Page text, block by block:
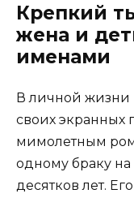
Крепкий
жена и
именами
В личной жизни
своих экранных
мимолетным
одному браку
десятков лет.